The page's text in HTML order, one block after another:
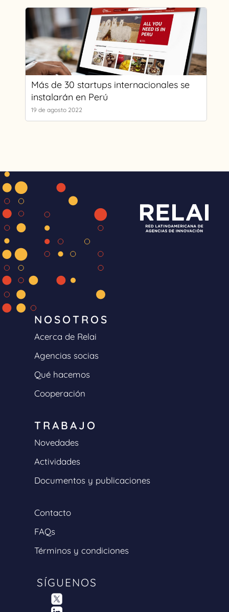
Más de 30 startups internacionales se
instalarán en Perú
19 de agosto 2022
NOSOTROS
Acerca de Relai
Agencias socias
Qué hacemos
Cooperación
TRABAJO
Novedades
Actividades
Documentos y publicaciones
Contacto
FAQs
Términos y condiciones
SÍGUENOS